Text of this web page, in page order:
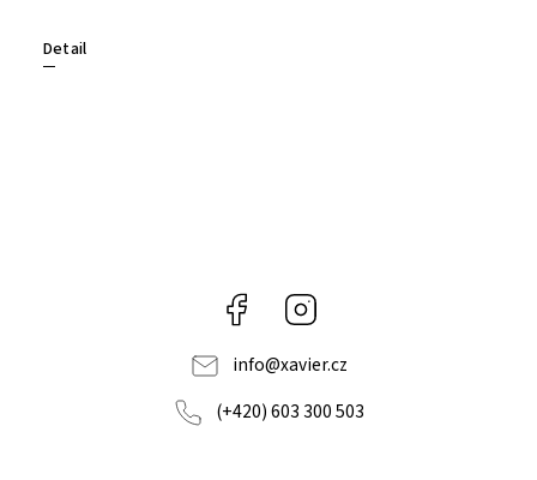
Detail
Facebook
info@xavier.cz
(+420) 603 300 503